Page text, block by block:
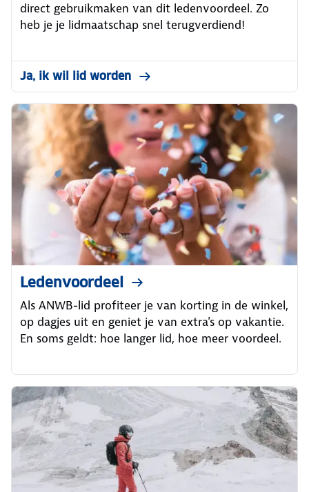
direct gebruikmaken van dit ledenvoordeel. Zo
heb je je lidmaatschap snel terugverdiend!
Ja, ik wil lid worden
Ledenvoordeel
Als ANWB-lid profiteer je van korting in de winkel,
op dagjes uit en geniet je van extra's op vakantie.
En soms geldt: hoe langer lid, hoe meer voordeel.